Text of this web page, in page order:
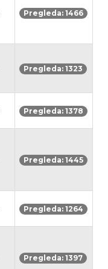
Pregleda: 1466
Pregleda: 1323
Pregleda: 1378
Pregleda: 1445
Pregleda: 1264
Pregleda: 1397